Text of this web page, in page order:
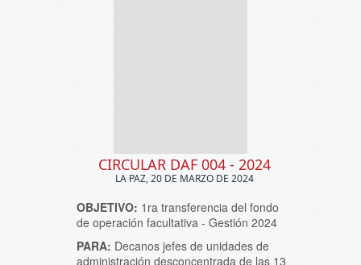
CIRCULAR DAF 004 - 2024
LA PAZ, 20 DE MARZO DE 2024
OBJETIVO: 1ra transferencia del fondo
de operación facultativa - Gestión 2024
PARA: Decanos jefes de unidades de
administración desconcentrada de las 13